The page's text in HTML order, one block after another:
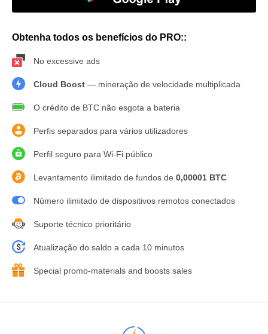
Obtenha todos os benefícios do PRO::
No excessive ads
Cloud Boost — mineração de velocidade multiplicada
O crédito de BTC não esgota a bateria
Perfis separados para vários utilizadores
Perfil seguro para Wi-Fi público
Levantamento ilimitado de fundos de 0,00001 BTC
Número ilimitado de dispositivos remotos conectados
Suporte técnico prioritário
Atualização do saldo a cada 10 minutos
Special promo-materials and boosts sales